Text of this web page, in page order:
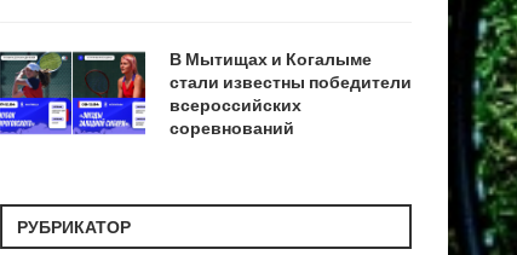
В Мытищах и Когалыме
стали известны победители
всероссийских
соревнований
РУБРИКАТОР